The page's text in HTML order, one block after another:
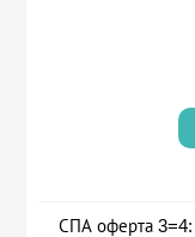
СПА оферта 3=4: